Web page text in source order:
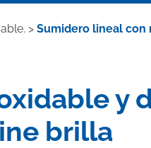
> Sumidero lineal con
y
brilla